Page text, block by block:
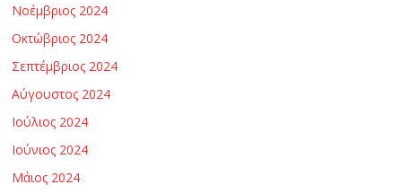
Νοέμβριος 2024
Οκτώβριος 2024
Σεπτέμβριος 2024
Αύγουστος 2024
Ιούλιος 2024
Ιούνιος 2024
Μάιος 2024